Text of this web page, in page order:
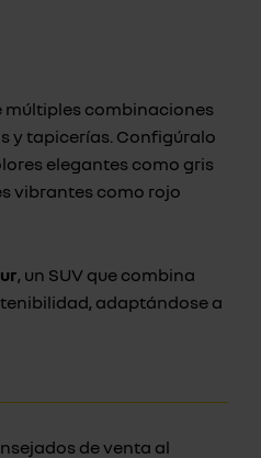
múltiples combinaciones
y tapicerías. Configúralo
elegantes como gris
vibrantes como rojo
, un SUV que combina
adaptándose a
de venta al